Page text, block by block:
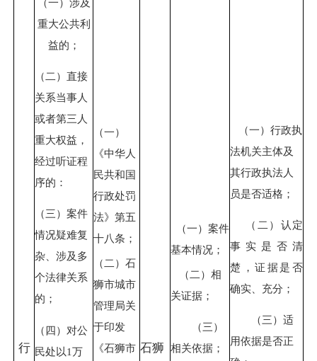
行
重大公共利
益的；
（二）直接
关系当事人
或者第三人
重大权益，
经过听证程
序的：
（三）案件
情况疑难复
杂、涉及多
个法律关系
的；
（四）对公
民处以1万
（一）
《中华人
民共和国
行政处罚
法》第五
十八条；
（二） 石
狮市城市
管理局关
于印发
《石狮市 石狮
（一）案件
基本情况；
（二）相
关证据；
（三）
相关依据；
（一）行政执
法机关主体及
其行政执法人
员是否适格；
（二）认定
事实是否清
楚，证据是否
确实、充分；
（三）适
用依据是否正